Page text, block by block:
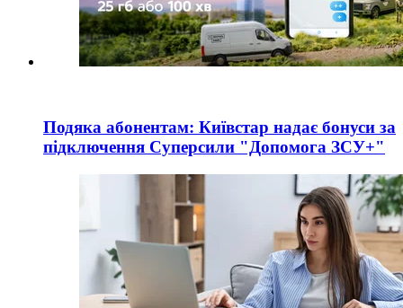
Подяка абонентам: Київстар надає бонуси за
підключення Суперсили "Допомога ЗСУ+"